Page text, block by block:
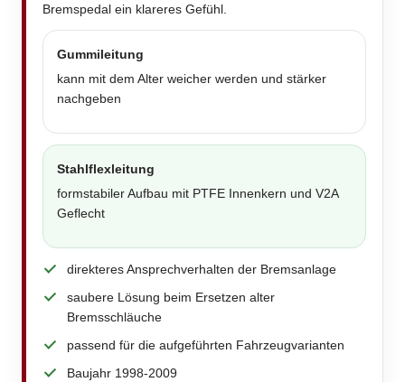
Bremspedal ein klareres Gefühl.
Gummileitung
kann mit dem Alter weicher werden und stärker
nachgeben
Stahlflexleitung
formstabiler Aufbau mit PTFE Innenkern und V2A
Geflecht
direkteres Ansprechverhalten der Bremsanlage
saubere Lösung beim Ersetzen alter
Bremsschläuche
passend für die aufgeführten Fahrzeugvarianten
Baujahr 1998-2009